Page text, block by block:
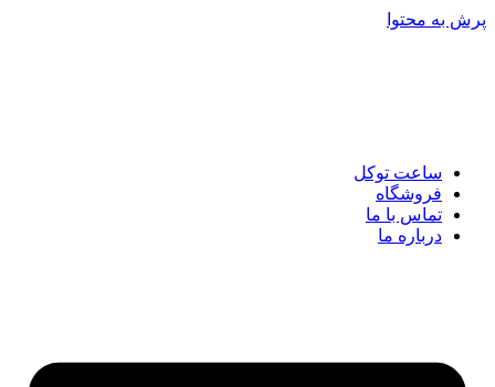
پرش به محتوا
ساعت توکل
فروشگاه
تماس با ما
درباره ما